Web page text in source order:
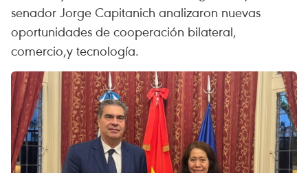
senador Jorge Capitanich analizaron nuevas
oportunidades de cooperación bilateral,
comercio,y tecnología.